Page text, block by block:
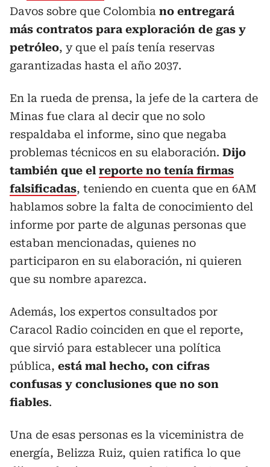
Davos sobre que Colombia no entregará
más contratos para exploración de gas y
petróleo, y que el país tenía reservas
garantizadas hasta el año 2037.
En la rueda de prensa, la jefe de la cartera de
Minas fue clara al decir que no solo
respaldaba el informe, sino que negaba
problemas técnicos en su elaboración. Dijo
también que el reporte no tenía firmas
falsificadas, teniendo en cuenta que en 6AM
hablamos sobre la falta de conocimiento del
informe por parte de algunas personas que
estaban mencionadas, quienes no
participaron en su elaboración, ni quieren
que su nombre aparezca.
Además, los expertos consultados por
Caracol Radio coinciden en que el reporte,
que sirvió para establecer una política
pública, está mal hecho, con cifras
confusas y conclusiones que no son
fiables.
Una de esas personas es la viceministra de
energía, Belizza Ruiz, quien ratifica lo que